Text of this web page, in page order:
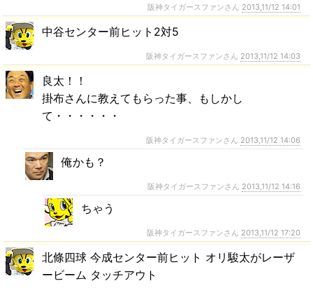
阪神タイガースファンさん 2013,11/12 14:01
中谷センター前ヒット2対5
阪神タイガースファンさん 2013,11/12 14:03
良太！！
掛布さんに教えてもらった事、もしかし
て・・・・・・
阪神タイガースファンさん 2013,11/12 14:06
俺かも？
阪神タイガースファンさん 2013,11/12 14:16
ちゃう
阪神タイガースファンさん 2013,11/12 17:20
北條四球 今成センター前ヒット オリ駿太がレーザ
ービーム タッチアウト